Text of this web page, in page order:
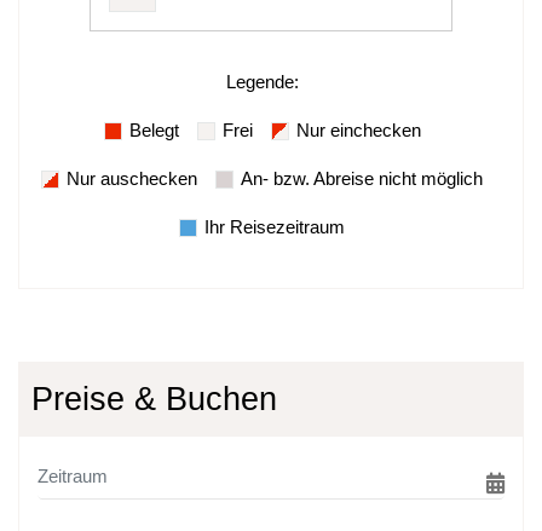
Legende:
Belegt Frei Nur einchecken
Nur auschecken An- bzw. Abreise nicht möglich
Ihr Reisezeitraum
Preise & Buchen